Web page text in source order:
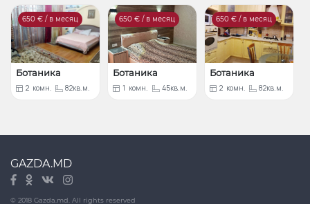
650 € / в месяц
Ботаника
2 комн. 82кв.м.
650 € / в месяц
Ботаника
1 комн. 45кв.м.
650 € / в месяц
Ботаника
2 комн. 82кв.м.
GAZDA.MD
© 2018 Gazda.md. All rights reserved